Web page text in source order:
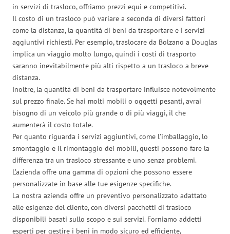
in servizi di trasloco, offriamo prezzi equi e competitivi.
Il costo di un trasloco può variare a seconda di diversi fattori
come la distanza, la quantità di beni da trasportare e i servizi
aggiuntivi richiesti. Per esempio, traslocare da Bolzano a Douglas
implica un viaggio molto lungo, quindi i costi di trasporto
saranno inevitabilmente più alti rispetto a un trasloco a breve
distanza.
Inoltre, la quantità di beni da trasportare influisce notevolmente
sul prezzo finale. Se hai molti mobili o oggetti pesanti, avrai
bisogno di un veicolo più grande o di più viaggi, il che
aumenterà il costo totale.
Per quanto riguarda i servizi aggiuntivi, come l’imballaggio, lo
smontaggio e il rimontaggio dei mobili, questi possono fare la
differenza tra un trasloco stressante e uno senza problemi.
L’azienda offre una gamma di opzioni che possono essere
personalizzate in base alle tue esigenze specifiche.
La nostra azienda offre un preventivo personalizzato adattato
alle esigenze del cliente, con diversi pacchetti di trasloco
disponibili basati sullo scopo e sui servizi. Forniamo addetti
esperti per gestire i beni in modo sicuro ed efficiente,